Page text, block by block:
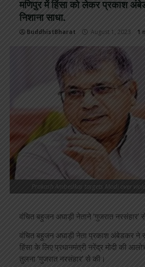
मणिपुर में हिंसा को लेकर प्रकाश
निशाना साधा.
BuddhistBharat August 1, 2023 1
Prakash Ambedkar targets Modi over
वंचित बहुजन अघाड़ी नेताने ‘गुजरात नरसंहार’
वंचित बहुजन अघाड़ी नेता प्रकाश अंबेडकर ने
हिंसा के लिए प्रधानमंत्री नरेंद्र मोदी की
तुलना ‘गुजरात नरसंहार’ से की।